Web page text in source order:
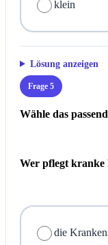
klein
Lösung anzeigen
Frage 5
Wähle das
Wer pflegt kranke
die